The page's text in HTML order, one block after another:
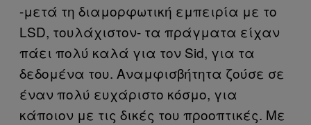
-μετά τη διαμορφωτική εμπειρία με το
LSD, τουλάχιστον- τα πράγματα είχαν
πάει πολύ καλά για τον Sid, για τα
δεδομένα του. Αναμφισβήτητα ζούσε σε
έναν πολύ ευχάριστο κόσμο, για
κάποιον με τις δικές του προοπτικές. Με